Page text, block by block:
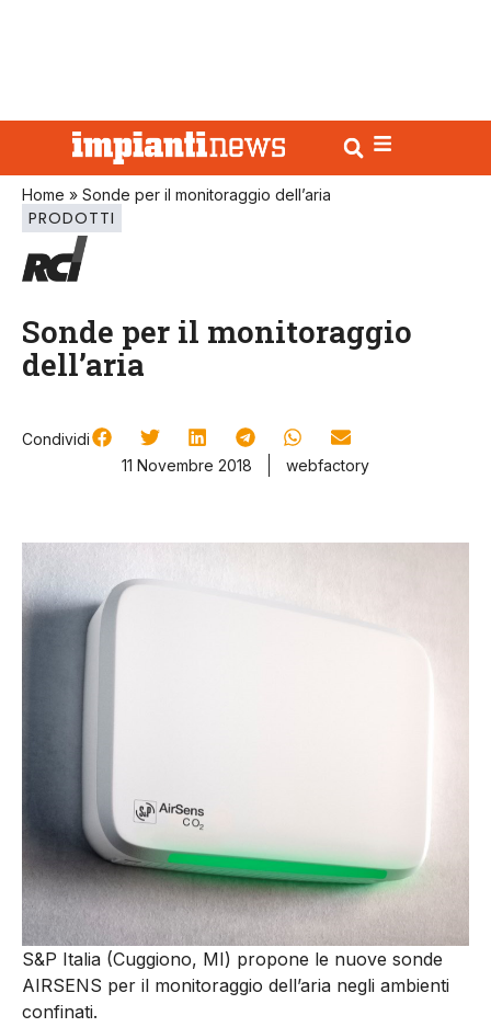
Home » Sonde per il monitoraggio dell’aria
PRODOTTI
Sonde per il monitoraggio
dell’aria
Condividi
11 Novembre 2018
webfactory
S&P Italia (Cuggiono, MI) propone le nuove sonde
AIRSENS per il monitoraggio dell’aria negli ambienti
confinati.